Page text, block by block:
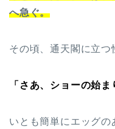
へ急ぐ。
その頃、通天閣に立つ
「さあ、ショーの始ま
いとも簡単にエッグ